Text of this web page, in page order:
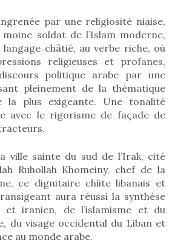
par une religiosité niaise,
moine soldat de l’Islam moderne,
châtié, au verbe riche, où
religieuses et profanes,
politique arabe par une
pleinement de la thématique
la plus exigeante. Une tonalité
avec le rigorisme de façade de
ville sainte du sud de l’Irak, cité
Ruhollah Khomeiny, chef de la
ce dignitaire chiite libanais et
aura réussi la synthèse
et iranien, de l’islamisme et du
du visage occidental du Liban et
au monde arabe.